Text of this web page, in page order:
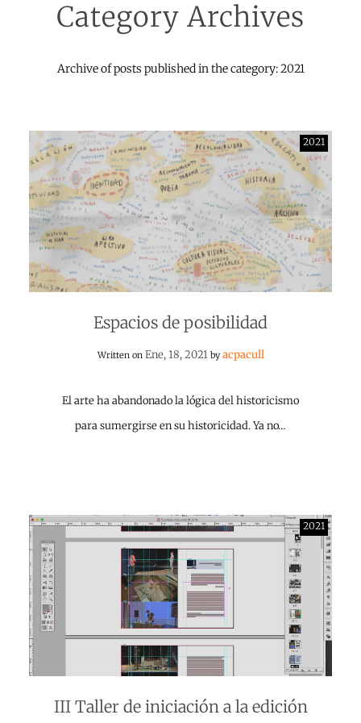
Category Archives
Archive of posts published in the category: 2021
2021
Espacios de posibilidad
Written on Ene, 18, 2021 byacpacull
El arte ha abandonado la lógica del historicismo
para sumergirse en su historicidad. Ya no…
2021
III Taller de iniciación a la edición